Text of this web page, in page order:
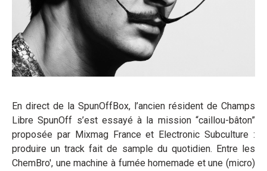
En direct de la SpunOffBox, l’ancien résident de Champs
Libre SpunOff s’est essayé à la mission “caillou-bâton”
proposée par Mixmag France et Electronic Subculture :
produire un track fait de sample du quotidien. Entre les
ChemBro', une machine à fumée homemade et une (micro)